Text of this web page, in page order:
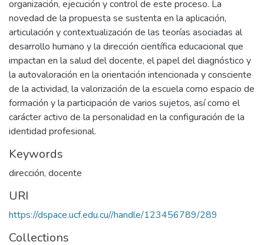
organización, ejecución y control de este proceso. La
novedad de la propuesta se sustenta en la aplicación,
articulación y contextualización de las teorías asociadas al
desarrollo humano y la dirección científica educacional que
impactan en la salud del docente, el papel del diagnóstico y
la autovaloración en la orientación intencionada y consciente
de la actividad, la valorización de la escuela como espacio de
formación y la participación de varios sujetos, así como el
carácter activo de la personalidad en la configuración de la
identidad profesional.
Keywords
dirección, docente
URI
https://dspace.ucf.edu.cu//handle/123456789/289
Collections